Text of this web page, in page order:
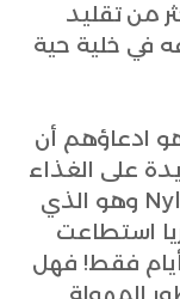
من تقليد
في خلية حية
ادعاؤهم أن
على الغذاء
على النايلون Nylon-eating bacteria وهو الذي
استطاعت
إنزيمات هضم النايلون في 9 أيام فقط! فهل